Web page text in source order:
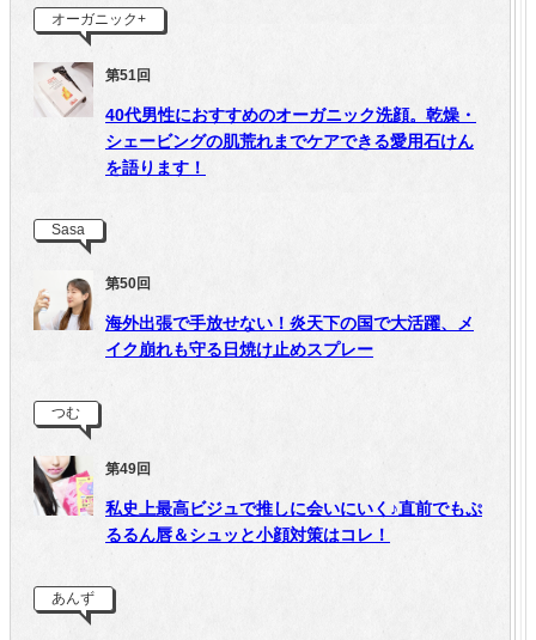
オーガニック+
第51回
40代男性におすすめのオーガニック洗顔。乾燥・
シェービングの肌荒れまでケアできる愛用石けん
を語ります！
Sasa
第50回
海外出張で手放せない！炎天下の国で大活躍、メ
イク崩れも守る日焼け止めスプレー
つむ
第49回
私史上最高ビジュで推しに会いにいく♪直前でもぷ
るるん唇＆シュッと小顔対策はコレ！
あんず